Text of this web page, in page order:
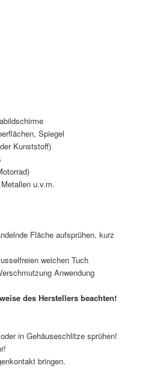
Spiegel
Kunststoff)
u.v.m.
Fläche aufsprühen, kurz
weichen Tuch
Anwendung
des Herstellers beachten!
in Gehäuseschlitze sprühen!
bringen.